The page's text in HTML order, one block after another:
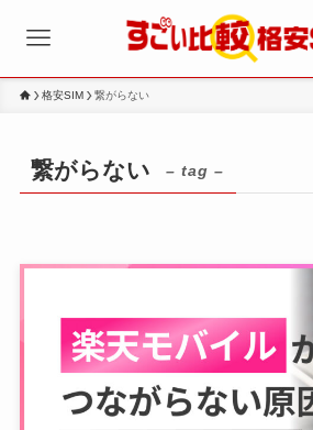
格安SIM 繋がらない
繋がらない – tag –